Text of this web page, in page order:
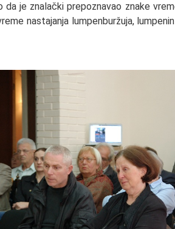
da je znalački prepoznavao znake
nastajanja lumpenburžuja,